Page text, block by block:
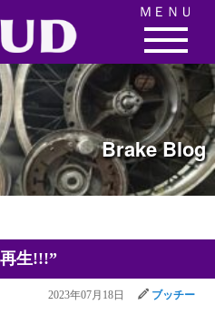
BrakeBlog
生!!!”
2023年07月18日 ブッチー
ＭＥＮＵ